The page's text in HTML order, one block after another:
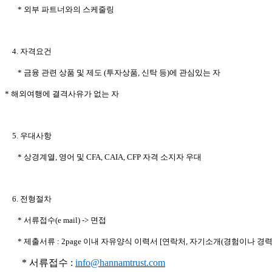
* 외부 파트너와의 스케줄링
4. 자격요건
* 금융 관련 상품 및 제도 (투자상품, 신탁 등)에 관심있는 자
* 해외여행에 결격사유가 없는 자
5. 우대사항
* 상경계열, 영어 및 CFA, CAIA, CFP 자격 소지자 우대
6. 전형절차
* 서류접수(e mail) -> 면접
* 제출서류 : 2page 이내 자유양식 이력서 [연락처, 자기소개(경험이나 경
* 서류접수 : info@hannamtrust.com